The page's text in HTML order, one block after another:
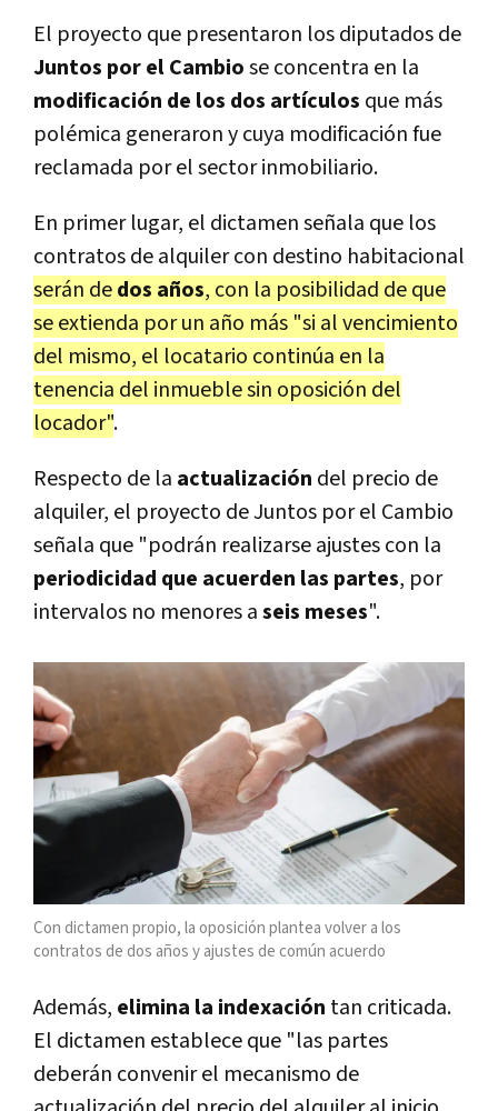
El proyecto que presentaron los diputados de
Juntos por el Cambiose concentra en la
modificación de los dos artículos que más
polémica generaron y cuya modificación fue
reclamada por el sector inmobiliario.
En primer lugar, el dictamen señala que los
contratos de alquiler con destino habitacional
serán dedos años, con la posibilidad de que
se extienda por un año más "si al vencimiento
del mismo, el locatario continúa en la
tenencia del inmueble sin oposición del
locador".
Respecto de la actualización del precio de
alquiler, el proyecto de Juntos por el Cambio
señala que "podrán realizarse ajustes con la
periodicidad que acuerden las partes, por
intervalos no menores aseis meses".
Con dictamen propio, la oposición plantea volver a los
contratos de dos años y ajustes de común acuerdo
Además, elimina la indexación tan criticada.
El dictamen establece que "las partes
deberán convenir el mecanismo de